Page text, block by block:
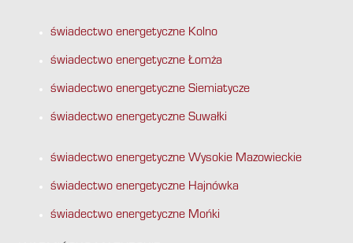
świadectwo energetyczne Kolno
świadectwo energetyczne Łomża
świadectwo energetyczne Siemiatycze
świadectwo energetyczne Suwałki
świadectwo energetyczne Wysokie Mazowieckie
świadectwo energetyczne Hajnówka
świadectwo energetyczne Mońki